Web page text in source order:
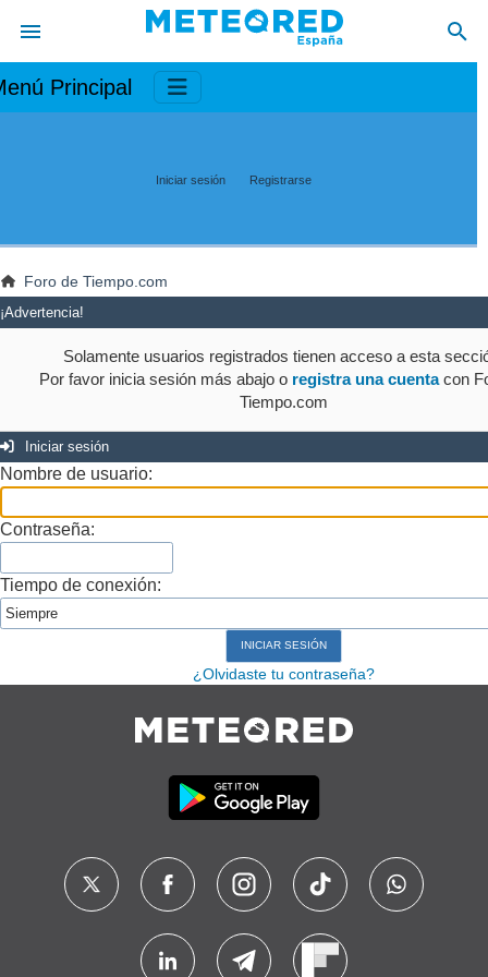
Principal
Iniciar sesión Registrarse
Foro de Tiempo.com
¡Advertencia!
Solamente usuarios registrados tienen acceso a esta
Por favor inicia sesión más abajo o registra una cuentacon
Tiempo.com
Iniciar sesión
Nombre de usuario:
Contraseña:
Tiempo de conexión:
¿Olvidaste tu contraseña?